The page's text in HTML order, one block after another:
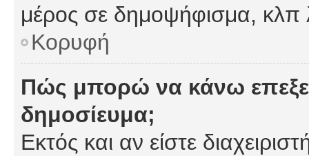
μέρος σε δημοψήφισμα, κλπ
Κορυφή
Πώς μπορώ να κάνω
δημοσίευμα;
Εκτός και αν είστε